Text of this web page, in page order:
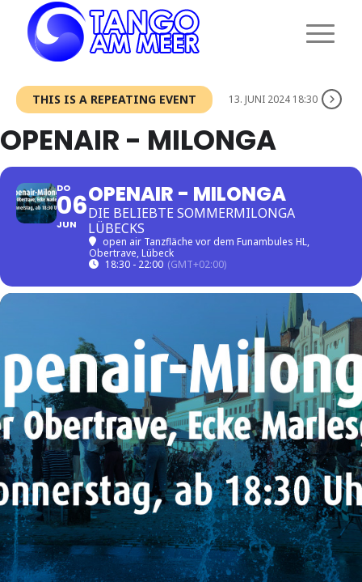
THIS IS A REPEATING EVENT 13. JUNI 2024 18:30
OPENAIR - MILONGA
DO
06
JUN
OPENAIR - MILONGA
DIE BELIEBTE SOMMERMILONGA
LÜBECKS
open air Tanzfläche vor dem Funambules HL,
Obertrave, Lübeck
18:30 - 22:00 (GMT+02:00)